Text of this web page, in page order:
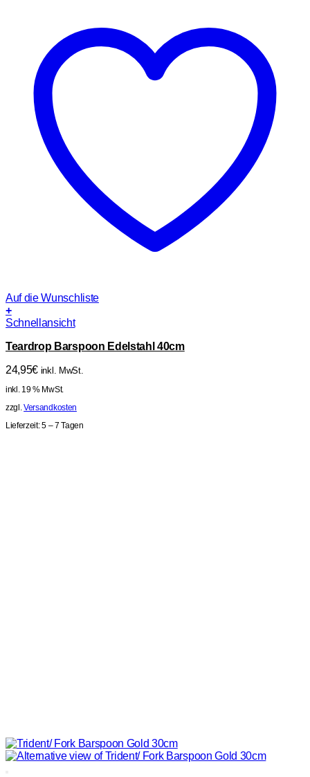
Auf die Wunschliste
+
Schnellansicht
Teardrop Barspoon Edelstahl 40cm
24,95€ inkl. MwSt.
inkl. 19 % MwSt.
zzgl.Versandkosten
Lieferzeit:5 – 7 Tagen